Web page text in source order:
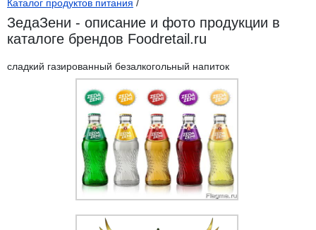
Каталог продуктов питания /
ЗедаЗени - описание и фото продукции в
каталоге брендов Foodretail.ru
сладкий газированный безалкогольный напиток